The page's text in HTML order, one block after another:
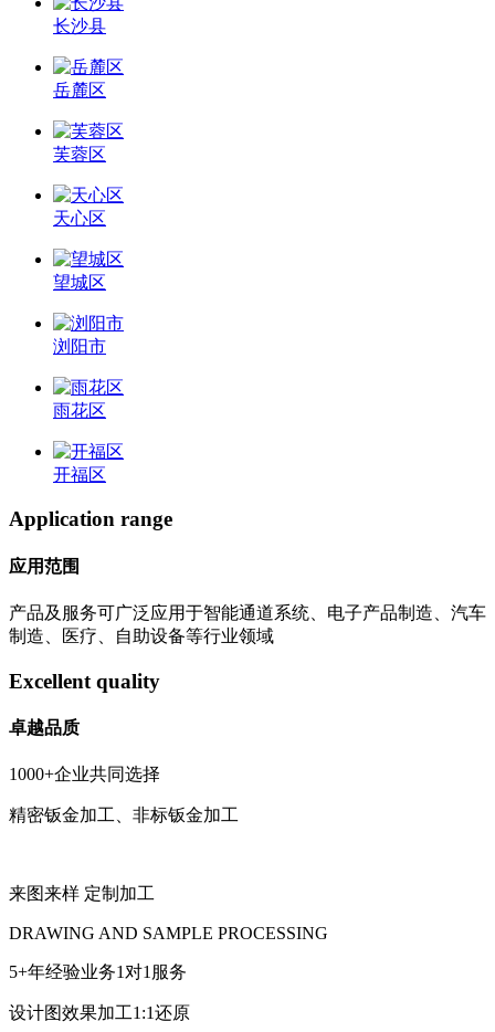
长沙县
岳麓区
芙蓉区
天心区
望城区
浏阳市
雨花区
开福区
Application range
应用范围
产品及服务可广泛应用于智能通道系统、电子产品制造、汽车
制造、医疗、自助设备等行业领域
Excellent quality
卓越品质
1000+企业共同选择
精密钣金加工、非标钣金加工
来图来样 定制加工
DRAWING AND SAMPLE PROCESSING
5+年经验业务1对1服务
设计图效果加工1:1还原